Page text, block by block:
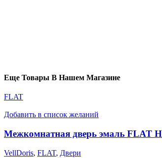
Еще Товары В Нашем Магазине
FLAT
Добавить в список желаний
Межкомнатная дверь эмаль FLAT
VellDoris, FLAT, Двери